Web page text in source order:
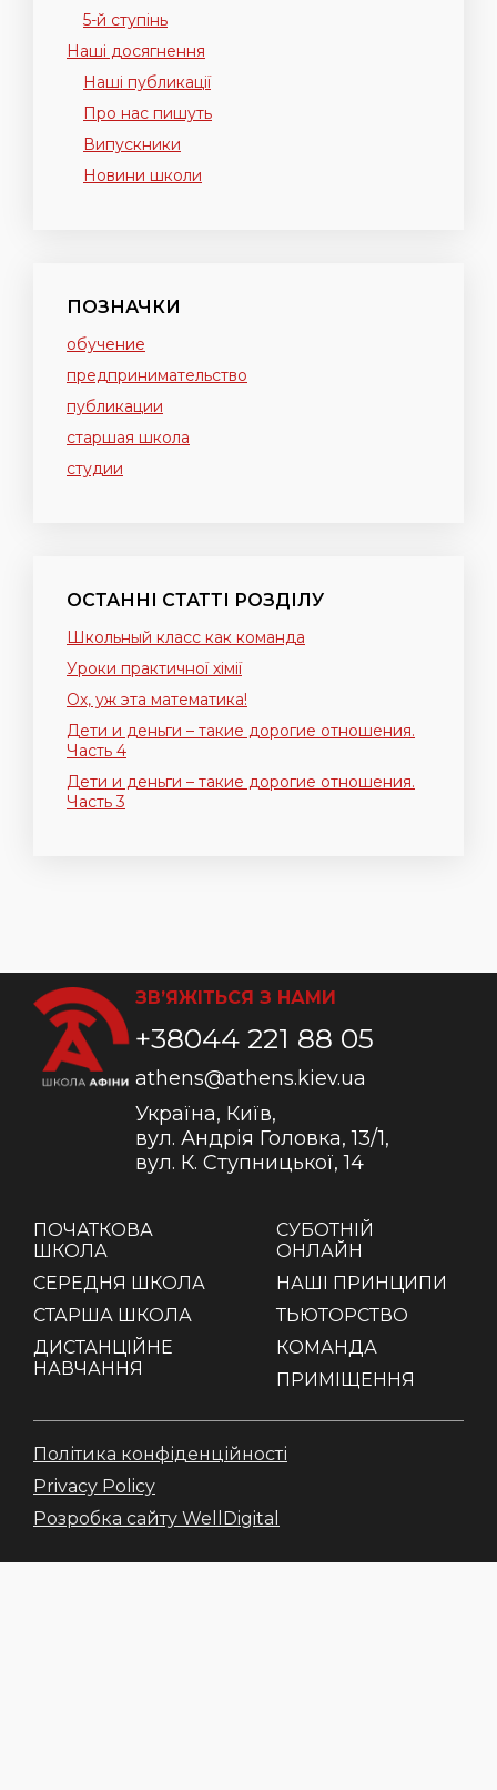
5-й ступінь
Наші досягнення
Наші публикації
Про нас пишуть
Випускники
Новини школи
ПОЗНАЧКИ
обучение
предпринимательство
публикации
старшая школа
студии
ОСТАННІ СТАТТІ РОЗДІЛУ
Школьный класс как команда
Уроки практичної хімії
Ох, уж эта математика!
Дети и деньги – такие дорогие отношения.
Часть 4
Дети и деньги – такие дорогие отношения.
Часть 3
ПОЧАТКОВА
ШКОЛА
СЕРЕДНЯ ШКОЛА
СТАРША ШКОЛА
ДИСТАНЦІЙНЕ
НАВЧАННЯ
СУБОТНІЙ
ОНЛАЙН
НАШІ ПРИНЦИПИ
ТЬЮТОРСТВО
КОМАНДА
ПРИМІЩЕННЯ
ЗВ’ЯЖІТЬСЯ З НАМИ
+38044 221 88 05
athens@athens.kiev.ua
Україна, Київ,
вул. Андрія Головка, 13/1,
вул. К. Ступницької, 14
Політика конфіденційності
Privacy Policy
Розробка сайту WellDigital